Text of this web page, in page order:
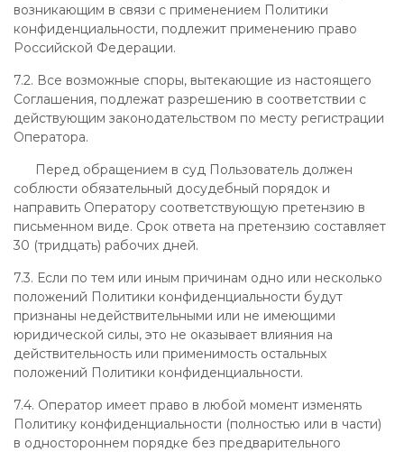
возникающим в связи с применением Политики
конфиденциальности, подлежит применению право
Российской Федерации.
7.2. Все возможные споры, вытекающие из настоящего
Соглашения, подлежат разрешению в соответствии с
действующим законодательством по месту регистрации
Оператора.
Перед обращением в суд Пользователь должен
соблюсти обязательный досудебный порядок и
направить Оператору соответствующую претензию в
письменном виде. Срок ответа на претензию составляет
30 (тридцать) рабочих дней.
7.3. Если по тем или иным причинам одно или несколько
положений Политики конфиденциальности будут
признаны недействительными или не имеющими
юридической силы, это не оказывает влияния на
действительность или применимость остальных
положений Политики конфиденциальности.
7.4. Оператор имеет право в любой момент изменять
Политику конфиденциальности (полностью или в части)
в одностороннем порядке без предварительного